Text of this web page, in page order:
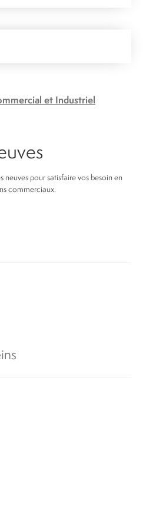
et Industriel
pour satisfaire vos besoin en
commerciaux.